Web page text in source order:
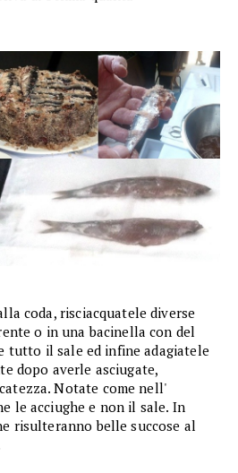
coda, risciacquatele diverse
o in una bacinella con del
tutto il sale ed infine adagiatele
dopo averle asciugate,
Notate come nell'
le acciughe e non il sale. In
risulteranno belle succose al